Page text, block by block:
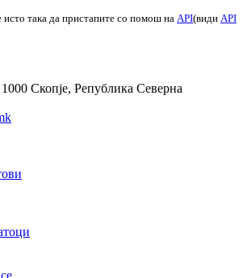
исто така да пристапите со помош на API(види API
Скопје, Република Северна